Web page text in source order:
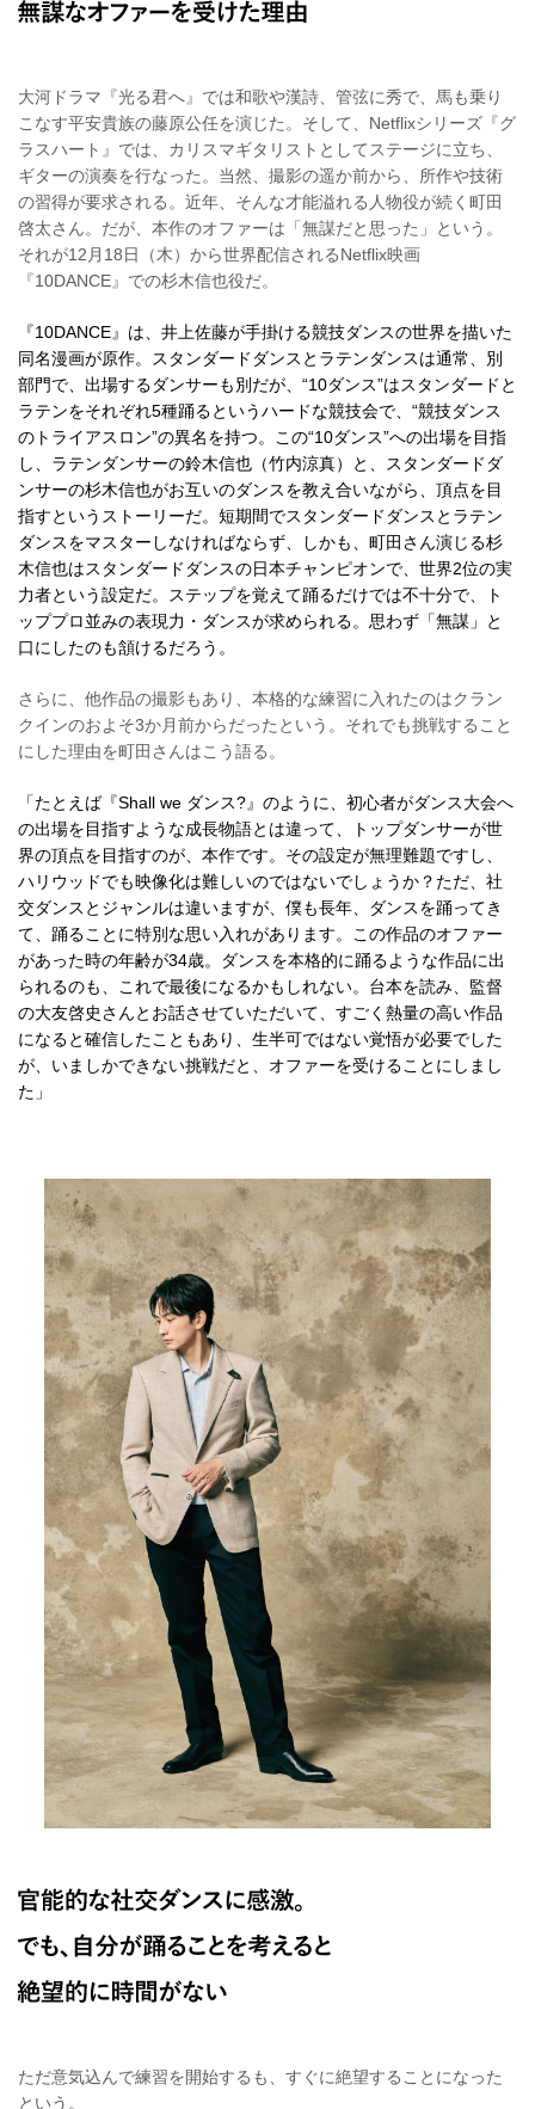
大河ドラマ『光る君へ』では和歌や漢詩、管弦に秀で、馬も乗り
こなす平安貴族の藤原公任を演じた。そして、Netflixシリーズ『グ
ラスハート』では、カリスマギタリストとしてステージに立ち、
ギターの演奏を行なった。当然、撮影の遥か前から、所作や技術
の習得が要求される。近年、そんな才能溢れる人物役が続く町田
啓太さん。だが、本作のオファーは「無謀だと思った」という。
それが12月18日（木）から世界配信されるNetflix映画
『10DANCE』での杉木信也役だ。
『10DANCE』は、井上佐藤が手掛ける競技ダンスの世界を描いた
同名漫画が原作。スタンダードダンスとラテンダンスは通常、別
部門で、出場するダンサーも別だが、“10ダンス”はスタンダードと
ラテンをそれぞれ5種踊るというハードな競技会で、“競技ダンス
のトライアスロン”の異名を持つ。この“10ダンス”への出場を目指
し、ラテンダンサーの鈴木信也（竹内涼真）と、スタンダードダ
ンサーの杉木信也がお互いのダンスを教え合いながら、頂点を目
指すというストーリーだ。短期間でスタンダードダンスとラテン
ダンスをマスターしなければならず、しかも、町田さん演じる杉
木信也はスタンダードダンスの日本チャンピオンで、世界2位の実
力者という設定だ。ステップを覚えて踊るだけでは不十分で、ト
ッププロ並みの表現力・ダンスが求められる。思わず「無謀」と
口にしたのも頷けるだろう。
さらに、他作品の撮影もあり、本格的な練習に入れたのはクラン
クインのおよそ3か月前からだったという。それでも挑戦すること
にした理由を町田さんはこう語る。
「たとえば『Shall we ダンス?』のように、初心者がダンス大会へ
の出場を目指すような成長物語とは違って、トップダンサーが世
界の頂点を目指すのが、本作です。その設定が無理難題ですし、
ハリウッドでも映像化は難しいのではないでしょうか？ただ、社
交ダンスとジャンルは違いますが、僕も長年、ダンスを踊ってき
て、踊ることに特別な思い入れがあります。この作品のオファー
があった時の年齢が34歳。ダンスを本格的に踊るような作品に出
られるのも、これで最後になるかもしれない。台本を読み、監督
の大友啓史さんとお話させていただいて、すごく熱量の高い作品
になると確信したこともあり、生半可ではない覚悟が必要でした
が、いましかできない挑戦だと、オファーを受けることにしまし
た」
ただ意気込んで練習を開始するも、すぐに絶望することになった
という。